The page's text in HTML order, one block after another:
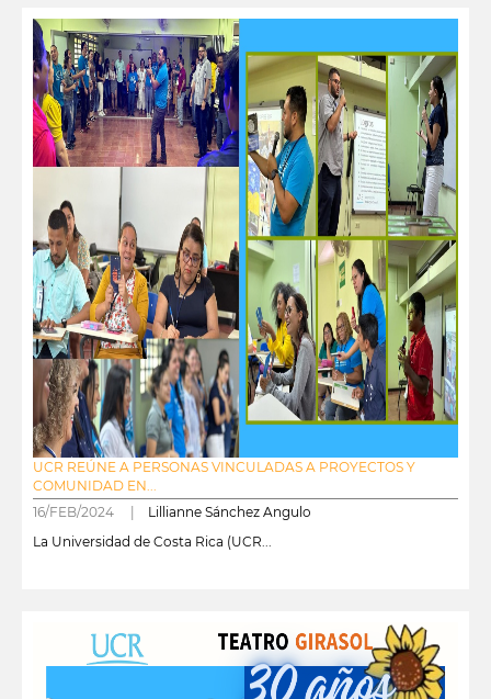
UCR REÚNE A PERSONAS VINCULADAS A PROYECTOS Y
COMUNIDAD EN...
16/FEB/2024 | Lillianne Sánchez Angulo
La Universidad de Costa Rica (UCR...